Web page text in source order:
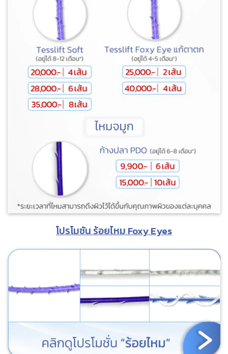
โปรโมชัน ร้อยไหม Foxy Eyes